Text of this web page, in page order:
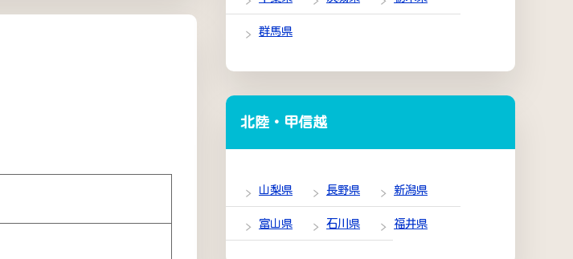
群馬県
北陸・甲信越
山梨県 長野県 新潟県
富山県 石川県 福井県